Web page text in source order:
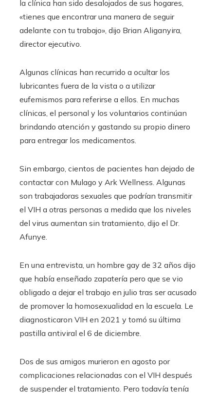
la clínica han sido desalojados de sus hogares,
«tienes que encontrar una manera de seguir
adelante con tu trabajo», dijo Brian Aliganyira,
director ejecutivo.
Algunas clínicas han recurrido a ocultar los
lubricantes fuera de la vista o a utilizar
eufemismos para referirse a ellos. En muchas
clínicas, el personal y los voluntarios continúan
brindando atención y gastando su propio dinero
para entregar los medicamentos.
Sin embargo, cientos de pacientes han dejado de
contactar con Mulago y Ark Wellness. Algunas
son trabajadoras sexuales que podrían transmitir
el VIH a otras personas a medida que los niveles
del virus aumentan sin tratamiento, dijo el Dr.
Afunye.
En una entrevista, un hombre gay de 32 años dijo
que había enseñado zapatería pero que se vio
obligado a dejar el trabajo en julio tras ser acusado
de promover la homosexualidad en la escuela. Le
diagnosticaron VIH en 2021 y tomó su última
pastilla antiviral el 6 de diciembre.
Dos de sus amigos murieron en agosto por
complicaciones relacionadas con el VIH después
de suspender el tratamiento. Pero todavía tenía